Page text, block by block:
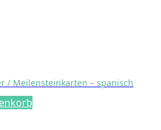
/ Meilensteinkarten – spanisch